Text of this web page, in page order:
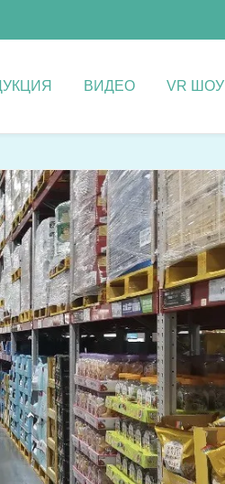
ВИДЕО VR ШОУ